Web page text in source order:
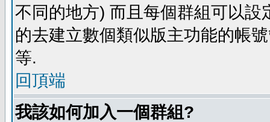
不同的地方) 而且每個群組可以
的去建立數個類似版主功能的帳
等.
回頂端
我該如何加入一個群組?